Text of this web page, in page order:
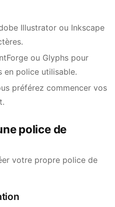
Illustrator ou Inkscape
ou Glyphs pour
en police utilisable.
préférez commencer vos
police de
votre propre police de